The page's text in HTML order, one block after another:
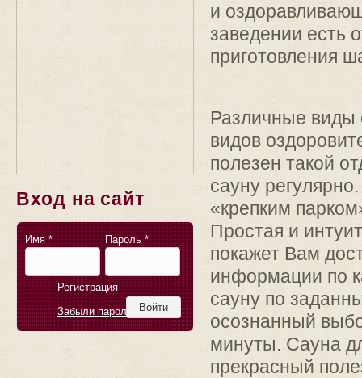
Вход на сайт
Имя * Пароль *
Регистрация
Забыли пароль?
и
заведении есть
приготовления
Различные виды
видов
полезен такой
сауну
«крепким
Простая и
покажет Вам
информации по
сауну по
осознанный
минуты. Сауна
прекрасный